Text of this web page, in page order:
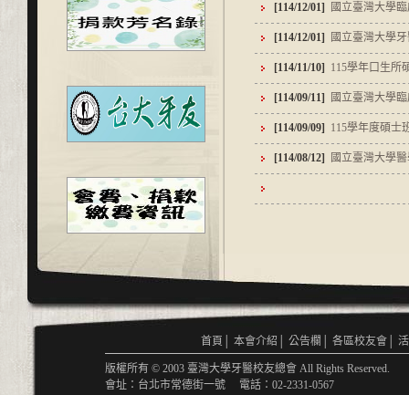
[114/12/01] 國立臺灣大學
[114/12/01] 國立臺灣大學
[114/11/10] 115學年口生所
[114/09/11] 國立臺灣大學
[114/09/09] 115學年度碩士
[114/08/12] 國立臺灣大學
首頁 本會介紹 公告欄 各區校友會
版權所有 © 2003 臺灣大學牙醫校友總會 All Rights Reserved.
會址：台北市常德街一號 電話：02-2331-0567